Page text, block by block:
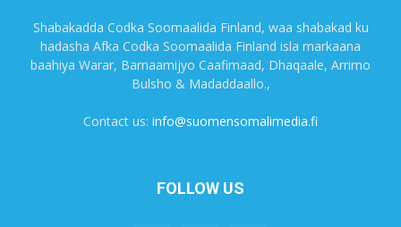
Shabakadda Codka Soomaalida Finland, waa shabakad ku
hadasha Afka Codka Soomaalida Finland isla markaana
baahiya Warar, Barnaamijyo Caafimaad, Dhaqaale, Arrimo
Bulsho & Madaddaallo.,
Contact us: info@suomensomalimedia.fi
FOLLOW US